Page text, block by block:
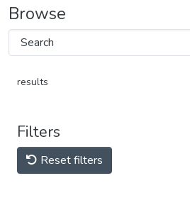
Browse
results
Filters
Reset filters